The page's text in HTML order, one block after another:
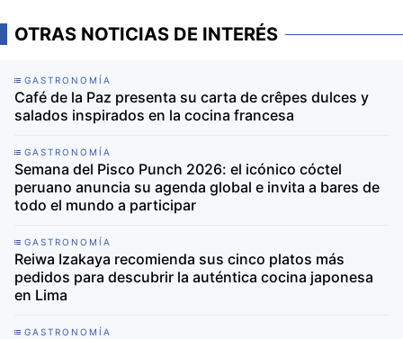
OTRAS NOTICIAS DE INTERÉS
GASTRONOMÍA
Café de la Paz presenta su carta de crêpes dulces y
salados inspirados en la cocina francesa
GASTRONOMÍA
Semana del Pisco Punch 2026: el icónico cóctel
peruano anuncia su agenda global e invita a bares de
todo el mundo a participar
GASTRONOMÍA
Reiwa Izakaya recomienda sus cinco platos más
pedidos para descubrir la auténtica cocina japonesa
en Lima
GASTRONOMÍA